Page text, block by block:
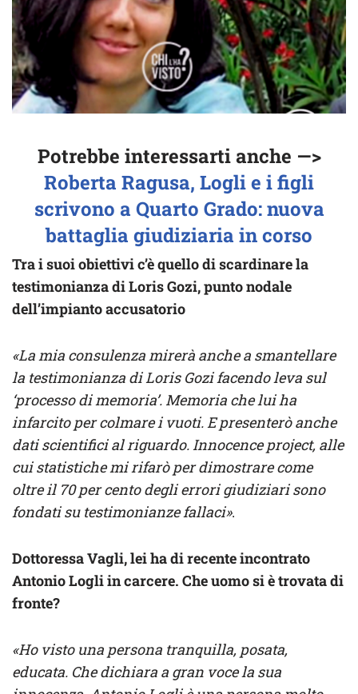
Potrebbe interessarti anche —>
Roberta Ragusa, Logli e i figli
scrivono a Quarto Grado: nuova
battaglia giudiziaria in corso
Tra i suoi obiettivi c’è quello di scardinare la
testimonianza di Loris Gozi, punto nodale
dell’impianto accusatorio
«La mia consulenza mirerà anche a smantellare
la testimonianza di Loris Gozi facendo leva sul
‘processo di memoria’. Memoria che lui ha
infarcito per colmare i vuoti. E presenterò anche
dati scientifici al riguardo. Innocence project, alle
cui statistiche mi rifarò per dimostrare come
oltre il 70 per cento degli errori giudiziari sono
fondati su testimonianze fallaci».
Dottoressa Vagli, lei ha di recente incontrato
Antonio Logli in carcere. Che uomo si è trovata di
fronte?
«Ho visto una persona tranquilla, posata,
educata. Che dichiara a gran voce la sua